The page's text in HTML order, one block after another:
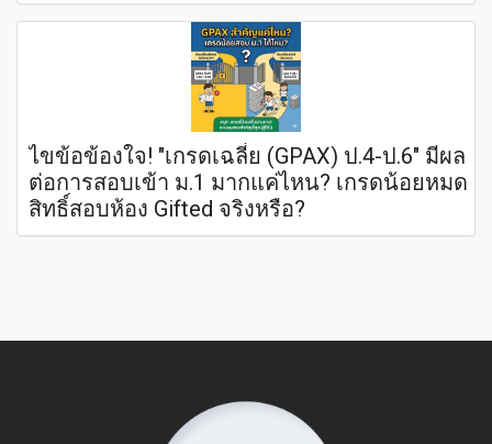
ไขข้อข้องใจ! "เกรดเฉลี่ย (GPAX) ป.4-ป.6" มีผล
ต่อการสอบเข้า ม.1 มากแค่ไหน? เกรดน้อยหมด
สิทธิ์สอบห้อง Gifted จริงหรือ?